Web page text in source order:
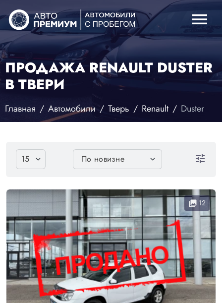
menu
ПРОДАЖА RENAULT DUSTER
В ТВЕРИ
Главная Автомобили Тверь Renault Duster
tune
collections 12